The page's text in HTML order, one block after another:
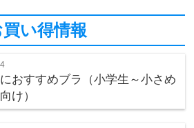
い得情報
おすすめブラ（小学生～小さめ
け）